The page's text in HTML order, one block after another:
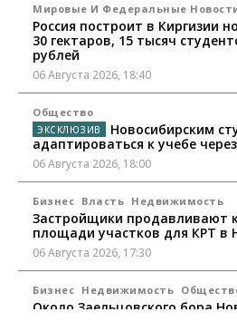
Мировые И Федеральные
Россия построит в Киргизии
30 гектаров, 15 тысяч
рублей
06 Августа 2026, 18:40
Общество
Новосибирским
адаптироваться к учебе
06 Августа 2026, 18:00
Бизнес Власть Недвижимость
Застройщики продавливают
площади участков для КРТ в
06 Августа 2026, 17:30
Бизнес Недвижимость
Около Заельцовского бора